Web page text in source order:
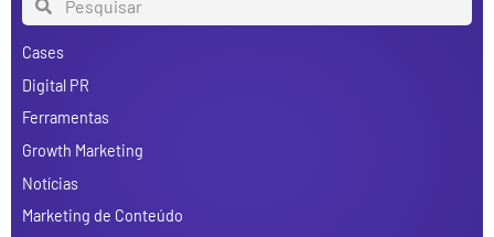
Cases
Digital PR
Ferramentas
Growth Marketing
Notícias
Marketing de Conteúdo